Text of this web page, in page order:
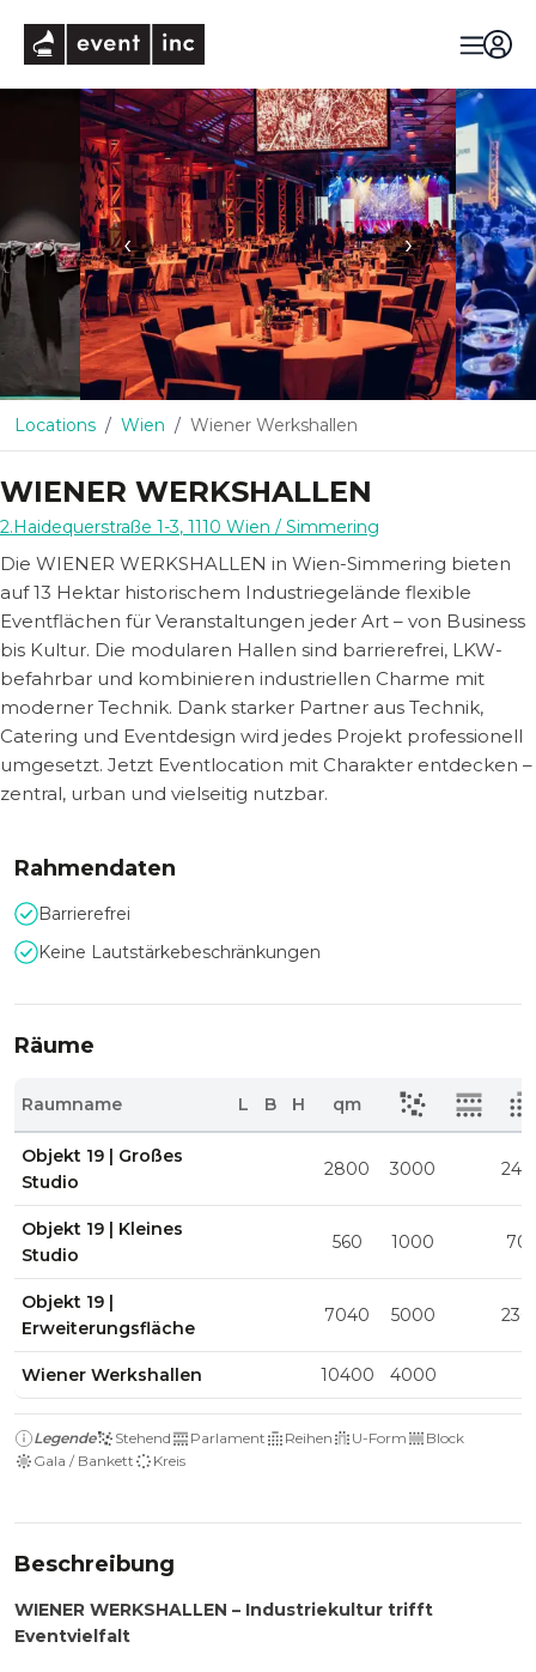
‹ ›
Locations Wien Wiener Werkshallen
WIENER WERKSHALLEN
2.Haidequerstraße 1-3, 1110 Wien / Simmering
Die WIENER WERKSHALLEN in Wien-Simmering bieten
auf 13 Hektar historischem Industriegelände flexible
Eventflächen für Veranstaltungen jeder Art – von Business
bis Kultur. Die modularen Hallen sind barrierefrei, LKW-
befahrbar und kombinieren industriellen Charme mit
moderner Technik. Dank starker Partner aus Technik,
Catering und Eventdesign wird jedes Projekt professionell
umgesetzt. Jetzt Eventlocation mit Charakter entdecken –
zentral, urban und vielseitig nutzbar.
Rahmendaten
Barrierefrei
Keine Lautstärkebeschränkungen
Räume
Raumname L B H qm
Objekt 19 | Großes
Studio
2800 3000
Objekt 19 | Kleines
Studio
560 1000
Objekt 19 |
Erweiterungsfläche
7040 5000
Wiener Werkshallen 10400 4000
Legende Stehend Parlament Reihen U-Form
Block
Gala / Bankett
Kreis
Beschreibung
WIENER WERKSHALLEN – Industriekultur trifft
Eventvielfalt